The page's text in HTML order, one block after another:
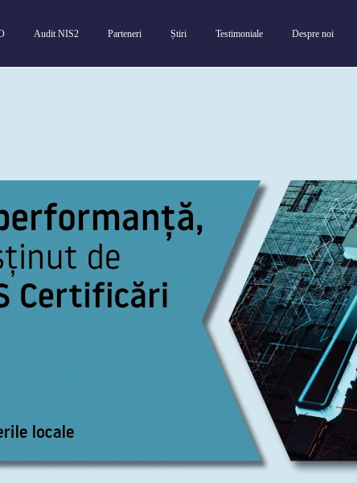
Audit NIS2 Parteneri Știri Testimoniale Despre noi